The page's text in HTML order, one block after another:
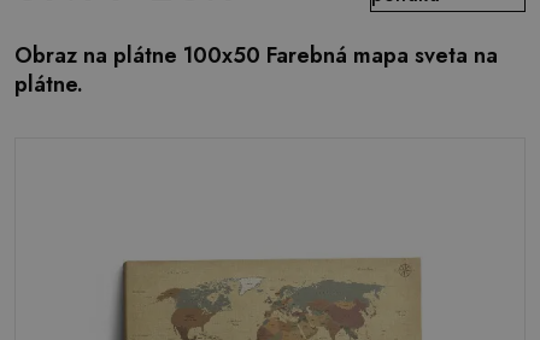
Obraz na plátne 100x50 Farebná mapa sveta na
plátne.